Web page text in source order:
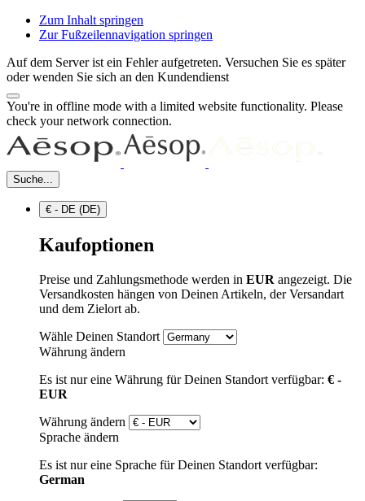
Zum Inhalt springen
Zur Fußzeilennavigation springen
Auf dem Server ist ein Fehler aufgetreten. Versuchen Sie es später
oder wenden Sie sich an den Kundendienst
You're in offline mode with a limited website functionality. Please
check your network connection.
Suche...
€ - DE (DE)
Kaufoptionen
Preise und Zahlungsmethode werden in EUR angezeigt. Die
Versandkosten hängen von Deinen Artikeln, der Versandart
und dem Zielort ab.
Wähle Deinen Standort
Währung ändern
Es ist nur eine Währung für Deinen Standort verfügbar: € -
EUR
Währung ändern
Sprache ändern
Es ist nur eine Sprache für Deinen Standort verfügbar:
German